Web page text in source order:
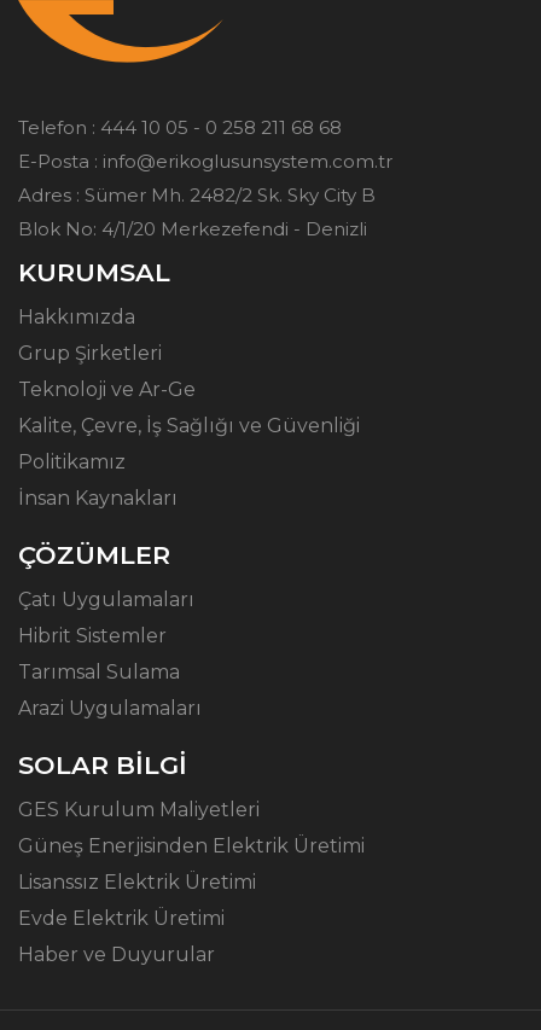
Telefon : 444 10 05 - 0 258 211 68 68
E-Posta : info@erikoglusunsystem.com.tr
Adres : Sümer Mh. 2482/2 Sk. Sky City B
Blok No: 4/1/20 Merkezefendi - Denizli
KURUMSAL
Hakkımızda
Grup Şirketleri
Teknoloji ve Ar-Ge
Kalite, Çevre, İş Sağlığı ve Güvenliği
Politikamız
İnsan Kaynakları
ÇÖZÜMLER
Çatı Uygulamaları
Hibrit Sistemler
Tarımsal Sulama
Arazi Uygulamaları
SOLAR BİLGİ
GES Kurulum Maliyetleri
Güneş Enerjisinden Elektrik Üretimi
Lisanssız Elektrik Üretimi
Evde Elektrik Üretimi
Haber ve Duyurular